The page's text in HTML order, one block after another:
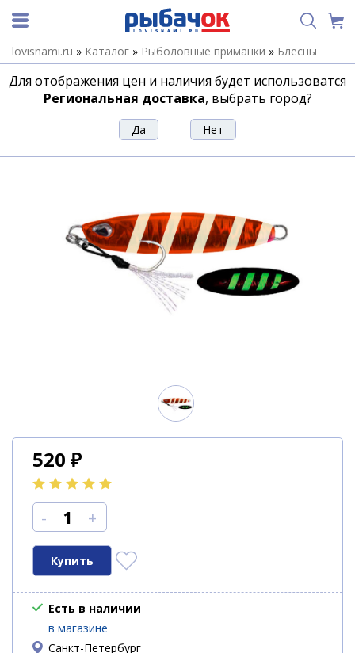
lovisnami.ru » Каталог » Рыболовные приманки » Блесны
летние»Пилькеры»Пилькеры 40»Пилькер Stinger Fatso
40гр, PFO/010
Пилькер Stinger Fatso 40гр, PFO/010
520 ₽
- +
Есть в наличии
в магазине
Санкт-Петербург
Для отображения цен и наличия будет использоватся
Региональная доставка, выбрать город?